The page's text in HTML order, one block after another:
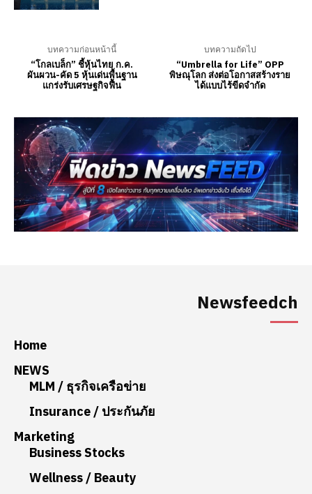
Newsfeedch
Home
NEWS
MLM / ธุรกิจเครือข่าย
Insurance / ประกันภัย
Marketing
Business Stocks
Wellness / Beauty